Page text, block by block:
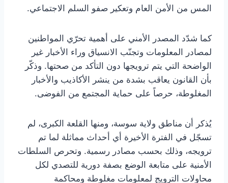
المس من الأمن العام وتعكير صفو السلم الاجتماعي.
كما شدّد المصدر الأمني على أهمية تحرّي المواطنين
لمصادر المعلومات وتجنّب الانسياق وراء الأخبار غير
الواضحة التي يتم ترويجها دون التأكد من صحتها. وذكّر
بأن القانون يعاقب بشدة من ينشر الأكاذيب والأخبار
المغلوطة، حرصاً على حماية المجتمع من الفوضى.
يُذكر أن مناطق ولاية سوسة، ومنها القلعة الكبرى، لم
تسجّل في الفترة الأخيرة أي أحداث مماثلة لما تم
ترويجه، وذلك بحسب مصادر رسمية. وتحرص السلطات
الأمنية على متابعة الوضع بصفة دورية للتصدي لكل
محاولات الترويج لمعلومات مغلوطة ومحاكمة